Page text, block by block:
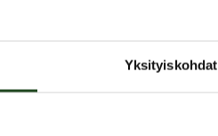
Yksityiskohdat